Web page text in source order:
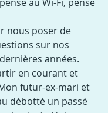
nous poser de
sur nos
années.
en courant et
futur-ex-mari et
débotté un passé